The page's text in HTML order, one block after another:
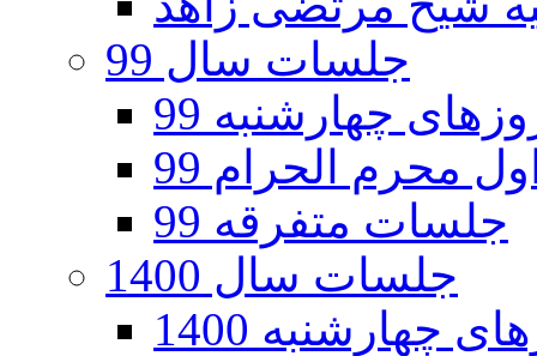
جلسات سال 99
چهارشنبه 99
محرم الحرام 99
جلسات متفرقه 99
جلسات سال 1400
چهارشنبه 1400